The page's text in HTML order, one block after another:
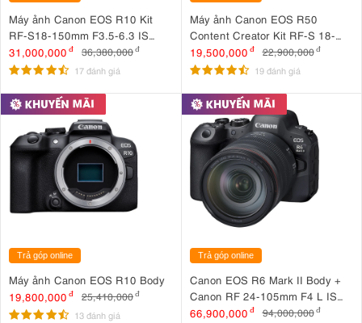
Máy ảnh Canon EOS R10 Kit
RF-S18-150mm F3.5-6.3 IS
STM
31,000,000 đ 36,380,000đ
17 đánh giá
Máy ảnh Canon EOS R50
Content Creator Kit RF-S 18-
45mm IS STM
19,500,000 đ 22,900,000 đ
19 đánh giá
Trả góp online
Máy ảnh Canon EOS R10 Body
19,800,000 đ 25,410,000đ
13 đánh giá
Trả góp online
Canon EOS R6 Mark II Body +
Canon RF 24-105mm F4 L IS
USM
66,900,000 đ 94,000,000 đ